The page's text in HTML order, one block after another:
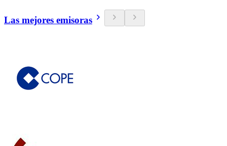
Las mejores emisoras